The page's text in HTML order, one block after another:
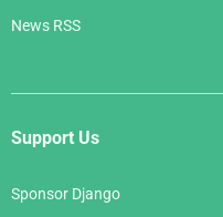
News RSS
Support Us
Sponsor Django